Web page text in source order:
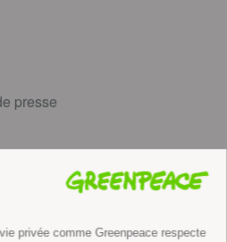
presse